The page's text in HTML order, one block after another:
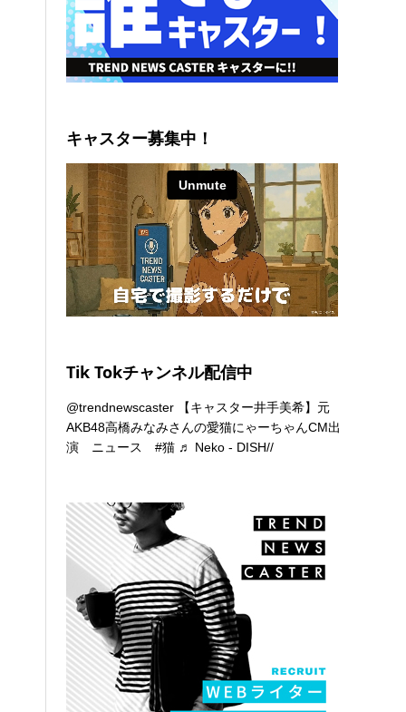
キャスター募集中！
Tik Tokチャンネル配信中
@trendnewscaster 【キャスター井手美希】元
AKB48高橋みなみさんの愛猫にゃーちゃんCM出
演 ニュース#猫 ♬ Neko - DISH//